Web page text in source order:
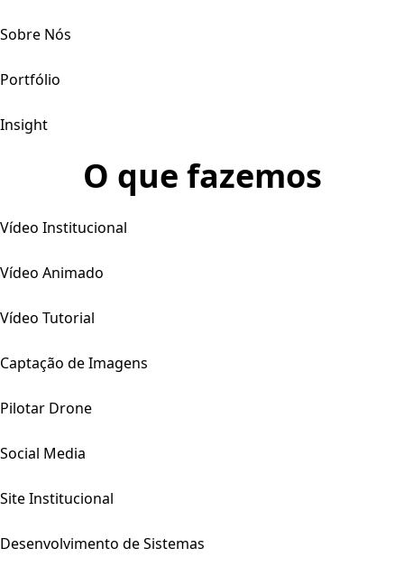
Sobre Nós
Portfólio
Insight
O que fazemos
Vídeo Institucional
Vídeo Animado
Vídeo Tutorial
Captação de Imagens
Pilotar Drone
Social Media
Site Institucional
Desenvolvimento de Sistemas